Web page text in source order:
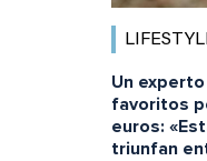
Un
favoritos
euros:
triunfan